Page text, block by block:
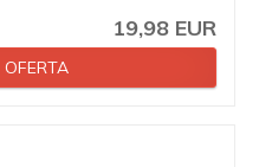
19,98 EUR